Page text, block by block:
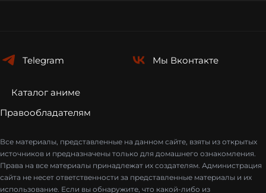
Telegram Мы Вконтакте
Каталог аниме
Правообладателям
Все материалы, представленные на данном сайте, взяты из открытых
источников и предназначены только для домашнего ознакомления.
Права на все материалы принадлежат их создателям. Администрация
сайта не несет ответственности за представленные материалы и их
использование. Если вы обнаружите, что какой-либо из